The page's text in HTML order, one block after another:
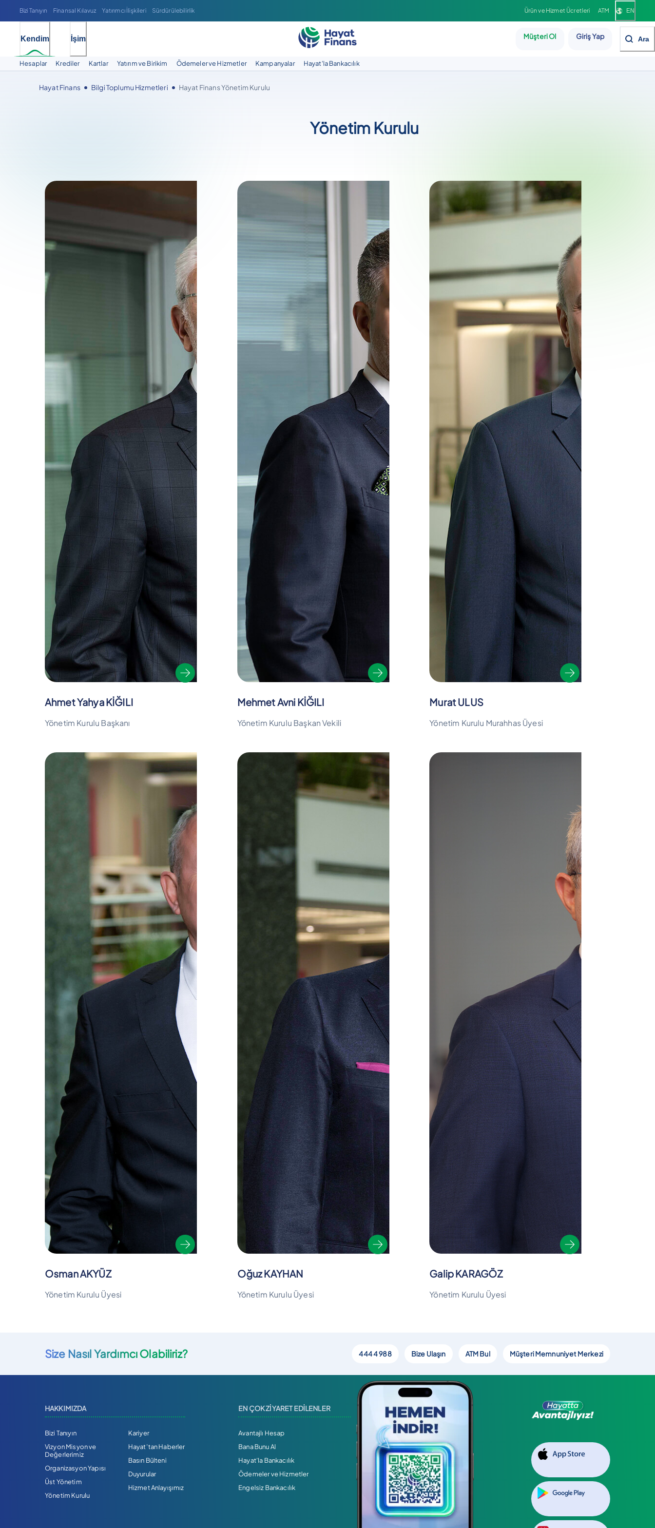
Bizi Tanıyın Finansal Kılavuz Yatırımcı İlişkileri Sürdürülebilirlik Ürün ve Hizmet Ücretleri ATM EN
Kendim İşim
Hesaplar Krediler Kartlar Yatırım ve Birikim Ödemeler ve Hizmetler Kampanyalar Hayat'la Bankacılık
Müşteri Ol Giriş Yap Ara
Hayat Finans Bilgi Toplumu Hizmetleri Hayat Finans Yönetim Kurulu
Yönetim Kurulu
Ahmet Yahya KİĞILI
Yönetim Kurulu Başkanı
Mehmet Avni KİĞILI
Yönetim Kurulu Başkan Vekili
Murat ULUS
Yönetim Kurulu Murahhas Üyesi
Osman AKYÜZ
Yönetim Kurulu Üyesi
Oğuz KAYHAN
Yönetim Kurulu Üyesi
Galip KARAGÖZ
Yönetim Kurulu Üyesi
Size Nasıl Yardımcı Olabiliriz? 444 4 988 Bize Ulaşın ATM Bul Müşteri Memnuniyet Merkezi
HAKKIMIZDA
Bizi Tanıyın
Vizyon Misyon ve
Değerlerimiz
Organizasyon Yapısı
Üst Yönetim
Yönetim Kurulu
Kariyer
Hayat’tan Haberler
Basın Bülteni
Duyurular
Hizmet Anlayışımız
EN ÇOK ZİYARET EDİLENLER
Avantajlı Hesap
Bana Bunu Al
Hayat'la Bankacılık
Ödemeler ve Hizmetler
Engelsiz Bankacılık